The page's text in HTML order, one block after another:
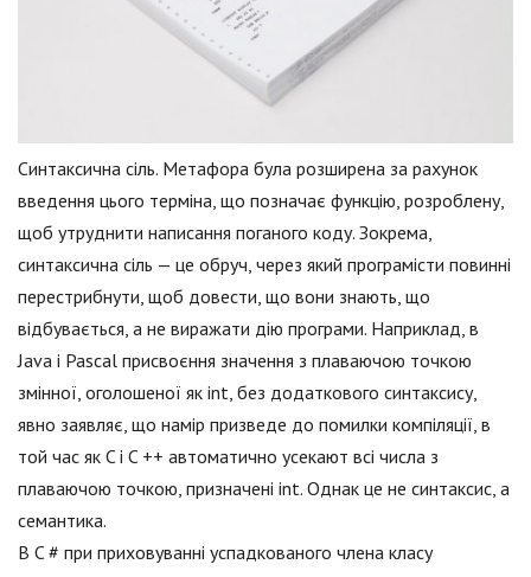
Синтаксична сіль. Метафора була розширена за рахунок
введення цього терміна, що позначає функцію, розроблену,
щоб утруднити написання поганого коду. Зокрема,
синтаксична сіль — це обруч, через який програмісти повинні
перестрибнути, щоб довести, що вони знають, що
відбувається, а не виражати дію програми. Наприклад, в
Java і Pascal присвоєння значення з плаваючою точкою
змінної, оголошеної як int, без додаткового синтаксису,
явно заявляє, що намір призведе до помилки компіляції, в
той час як C і C ++ автоматично усекают всі числа з
плаваючою точкою, призначені int. Однак це не синтаксис, а
семантика.
В C # при приховуванні успадкованого члена класу